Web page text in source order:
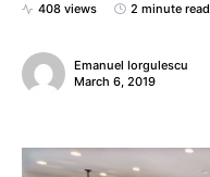
408 views 2 minute read
Emanuel Iorgulescu
March 6, 2019